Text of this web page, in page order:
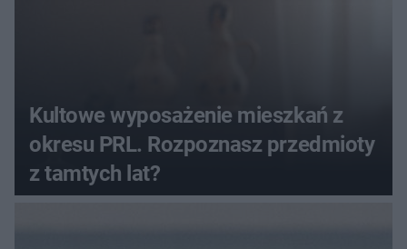
Kultowe wyposażenie mieszkań z
okresu PRL. Rozpoznasz przedmioty
z tamtych lat?